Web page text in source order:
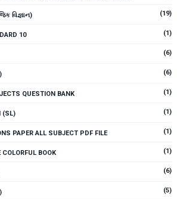
વિજ્ઞાન) (19)
10 (1)
(6)
(6)
QUESTION BANK (1)
(SL) (1)
PAPER ALL SUBJECT PDF FILE (1)
BOOK (1)
(6)
(5)